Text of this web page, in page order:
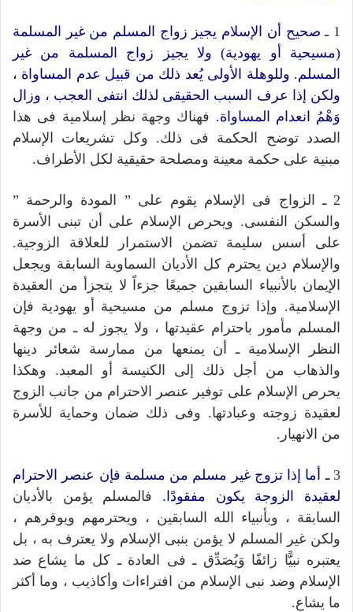
1 ـ
صحيح أن الإسلام يجيز زواج المسلم من غير المسلمة
(مسيحية أو يهودية) ولا يجيز زواج المسلمة من غير
المسلم. وللوهلة الأولى يُعد ذلك من قبيل عدم المساواة ،
ولكن إذا عرف السبب الحقيقى لذلك انتفى العجب ، وزال
وَهْمُ انعدام المساواة. فهناك وجهة نظر إسلامية فى هذا
الصدد توضح الحكمة فى ذلك. وكل تشريعات الإسلام
مبنية على حكمة معينة ومصلحة حقيقية لكل الأطراف.
2 ـ الزواج فى الإسلام يقوم على ” المودة والرحمة ”
والسكن النفسى. ويحرص الإسلام على أن تبنى الأسرة
على أسس سليمة تضمن الاستمرار للعلاقة الزوجية.
والإسلام دين يحترم كل الأديان السماوية السابقة ويجعل
الإيمان بالأنبياء السابقين جميعًا جزءاً لا يتجزأ من العقيدة
الإسلامية. وإذا تزوج مسلم من مسيحية أو يهودية فإن
المسلم مأمور باحترام عقيدتها ، ولا يجوز له ـ من وجهة
النظر الإسلامية ـ أن يمنعها من ممارسة شعائر دينها
والذهاب من أجل ذلك إلى الكنيسة أو المعبد. وهكذا
يحرص الإسلام على توفير عنصر الاحترام من جانب الزوج
لعقيدة زوجته وعبادتها. وفى ذلك ضمان وحماية للأسرة
من الانهيار.
3 ـ أما إذا تزوج غير مسلم من مسلمة فإن عنصر الاحترام
لعقيدة الزوجة يكون مفقودًا. فالمسلم يؤمن بالأديان
السابقة ، وبأنبياء الله السابقين ، ويحترمهم ويوقرهم ،
ولكن غير المسلم لا يؤمن بنبى الإسلام ولا يعترف به ، بل
يعتبره نبيًّا زائفًا وَيُصَدِّق ـ فى العادة ـ كل ما يشاع ضد
الإسلام وضد نبى الإسلام من افتراءات وأكاذيب ، وما أكثر
ما يشاع.